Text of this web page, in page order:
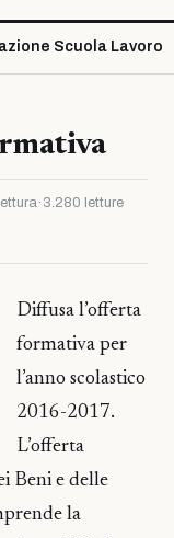
Scuola Lavoro
· 3.280 letture
Diffusa l’offerta
formativa per
l’anno scolastico
2016-2017.
L’offerta
Beni e delle
la